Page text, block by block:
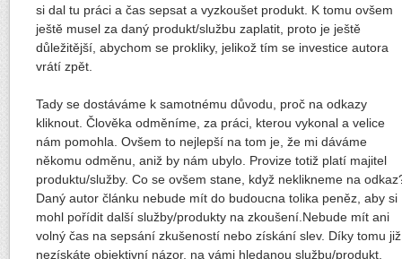
si dal tu práci a čas sepsat a vyzkoušet produkt. K tomu ovšem
ještě musel za daný produkt/službu zaplatit, proto je ještě
důležitější, abychom se prokliky, jelikož tím se investice autora
vrátí zpět.
Tady se dostáváme k samotnému důvodu, proč na odkazy
kliknout. Člověka odměníme, za práci, kterou vykonal a velice
nám pomohla. Ovšem to nejlepší na tom je, že mi dáváme
někomu odměnu, aniž by nám ubylo. Provize totiž platí majitel
produktu/služby. Co se ovšem stane, když neklikneme na
Daný autor článku nebude mít do budoucna tolika peněz, aby si
mohl pořídit další služby/produkty na zkoušení.Nebude mít ani
volný čas na sepsání zkušeností nebo získání slev. Díky tomu již
nezískáte objektivní názor, na vámi hledanou službu/produkt.